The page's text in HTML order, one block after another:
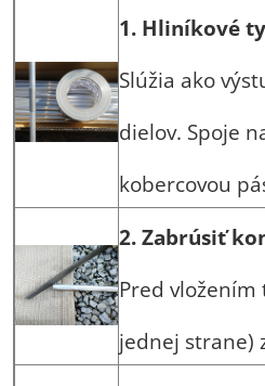
1. Hliníkové
Slúžia ako
dielov. Spoje
kobercovou
2. Zabrúsiť
Pred
jednej strane)